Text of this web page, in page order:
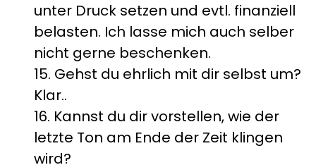
unter Druck setzen und evtl. finanziell
belasten. Ich lasse mich auch selber
nicht gerne beschenken.
15. Gehst du ehrlich mit dir selbst um?
Klar..
16. Kannst du dir vorstellen, wie der
letzte Ton am Ende der Zeit klingen
wird?